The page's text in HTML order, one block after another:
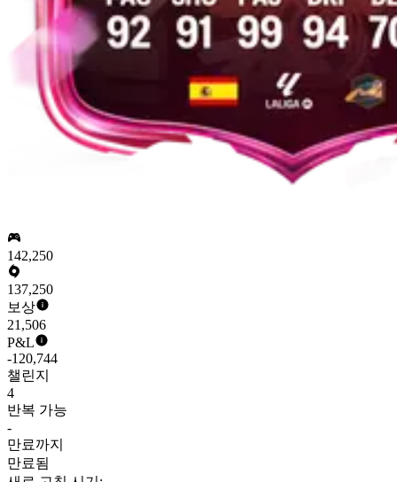
142,250
137,250
보상
21,506
P&L
-120,744
챌린지
4
반복 가능
-
만료까지
만료됨